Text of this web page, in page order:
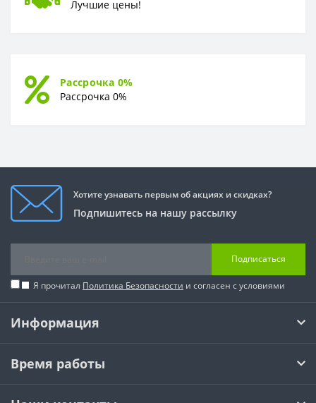
Лучшие цены!
Рассрочка 0%
Рассрочка 0%
Хотите узнавать первым об акциях и скидках?
Подпишитесь на нашу рассылку
Подписаться
Я прочитал Политика Безопасности и согласен с условиями
Информация
Время работы